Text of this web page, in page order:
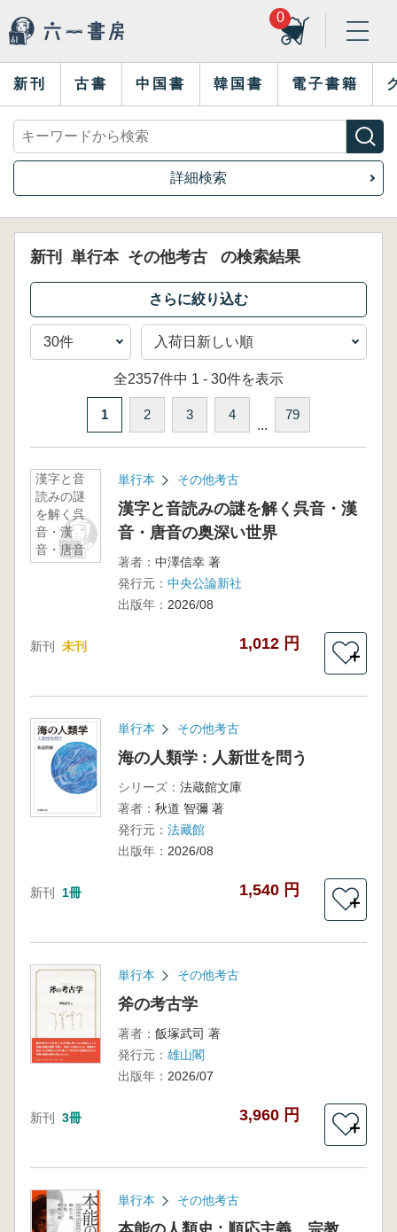
0
新刊 古書 中国書 韓国書 電子書籍
詳細検索
新刊 単行本 その他考古 の検索結果
全2357件中 1 - 30件を表示
1 2 3 4
...
79
漢字と音
読みの謎
を解く呉
音・漢
音・唐音
の奥深い
単行本 その他考古
漢字と音読みの謎を解く呉音・漢
音・唐音の奥深い世界
著者： 中澤信幸 著
発行元： 中央公論新社
出版年： 2026/08
新刊 未刊 1,012 円
＋
単行本 その他考古
海の人類学 : 人新世を問う
シリーズ： 法蔵館文庫
著者： 秋道 智彌 著
発行元： 法藏館
出版年： 2026/08
新刊 1冊 1,540 円
＋
単行本 その他考古
斧の考古学
著者： 飯塚武司 著
発行元： 雄山閣
出版年： 2026/07
新刊 3冊 3,960 円
＋
単行本 その他考古